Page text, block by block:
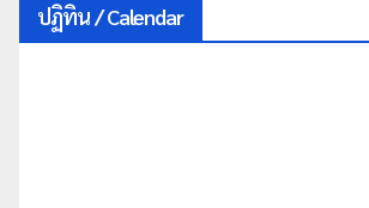
ปฏิทิน / Calendar